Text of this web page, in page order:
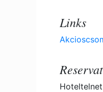
Links